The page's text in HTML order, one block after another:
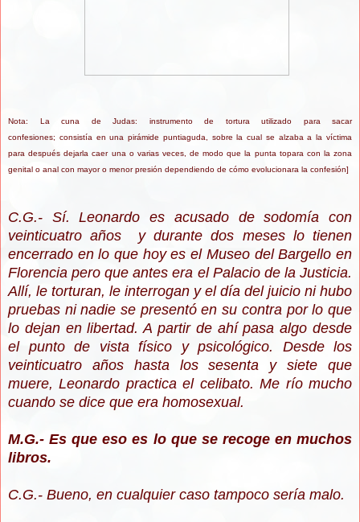
Nota: La cuna de Judas: instrumento de tortura utilizado para sacar
confesiones; consistía en una pirámide puntiaguda, sobre la cual se alzaba a la víctima
para después dejarla caer una o varias veces, de modo que la punta topara con la zona
genital o anal con mayor o menor presión dependiendo de cómo evolucionara la confesión]
C.G.- Sí. Leonardo es acusado de sodomía con
veinticuatro años y durante dos meses lo tienen
encerrado en lo que hoy es el Museo del Bargello en
Florencia pero que antes era el Palacio de la Justicia.
Allí, le torturan, le interrogan y el día del juicio ni hubo
pruebas ni nadie se presentó en su contra por lo que
lo dejan en libertad. A partir de ahí pasa algo desde
el punto de vista físico y psicológico. Desde los
veinticuatro años hasta los sesenta y siete que
muere, Leonardo practica el celibato. Me río mucho
cuando se dice que era homosexual.
M.G.- Es que eso es lo que se recoge en muchos
libros.
C.G.- Bueno, en cualquier caso tampoco sería malo.